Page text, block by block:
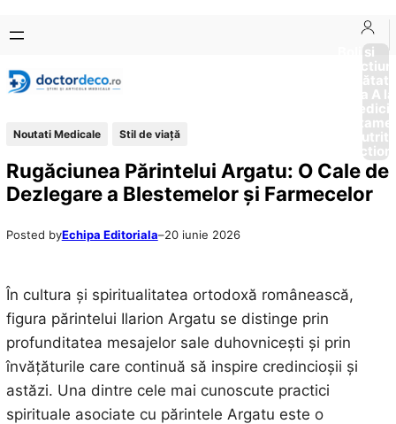
conținut
content
Boli si
Afectiuni
Sănătate
de la A
Noutati Medicale Stil de viaţă
Rugăciunea Părintelui Argatu: O Cale de
Dezlegare a Blestemelor și Farmecelor
Posted byEchipa Editoriala–20 iunie 2026
În cultura și spiritualitatea ortodoxă românească,
figura părintelui Ilarion Argatu se distinge prin
profunditatea mesajelor sale duhovnicești și prin
învățăturile care continuă să inspire credincioșii și
astăzi. Una dintre cele mai cunoscute practici
spirituale asociate cu părintele Argatu este o